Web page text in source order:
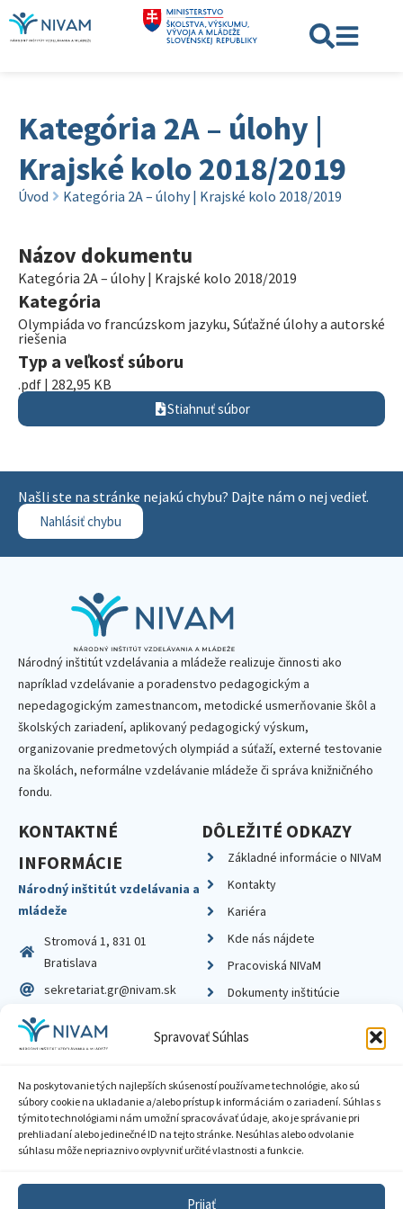
Spravovať Súhlas
Na poskytovanie tých najlepších skúseností používame technológie, ako sú
súbory cookie na ukladanie a/alebo prístup k informáciám o zariadení. Súhlas s
týmito technológiami nám umožní spracovávať údaje, ako je správanie pri
prehliadaní alebo jedinečné ID na tejto stránke. Nesúhlas alebo odvolanie
súhlasu môže nepriaznivo ovplyvniť určité vlastnosti a funkcie.
Prijať
Kategória 2A – úlohy |
Krajské kolo 2018/2019
Úvod Kategória 2A – úlohy | Krajské kolo 2018/2019
Názov dokumentu
Kategória 2A – úlohy | Krajské kolo 2018/2019
Kategória
Olympiáda vo francúzskom jazyku, Súťažné úlohy a autorské
riešenia
Typ a veľkosť súboru
.pdf | 282,95 KB
Stiahnuť súbor
Našli ste na stránke nejakú chybu? Dajte nám o nej vedieť.
Nahlásiť chybu
Národný inštitút vzdelávania a mládeže realizuje činnosti ako
napríklad vzdelávanie a poradenstvo pedagogickým a
nepedagogickým zamestnancom, metodické usmerňovanie škôl a
školských zariadení, aplikovaný pedagogický výskum,
organizovanie predmetových olympiád a súťaží, externé testovanie
na školách, neformálne vzdelávanie mládeže či správa knižničného
fondu.
KONTAKTNÉ
INFORMÁCIE
Národný inštitút vzdelávania a
mládeže
Stromová 1, 831 01
Bratislava
sekretariat.gr@nivam.sk
IČO: 00164348
DIČ: 2020798714
DÔLEŽITÉ ODKAZY
Základné informácie o NIVaM
Kontakty
Kariéra
Kde nás nájdete
Pracoviská NIVaM
Dokumenty inštitúcie
Zásady ochrany súkromia